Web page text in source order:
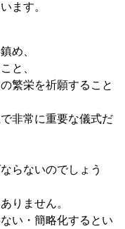
ます。
め、
と、
繁栄を祈願すること
非常に重要な儀式だ
らないのでしょう
りません。
い・簡略化するとい